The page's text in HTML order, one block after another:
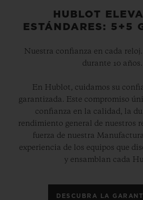
HUBLOT
ESTÁNDARES: 5+5
Nuestra confianza en cada
durante 10 años.
En Hublot, cuidamos su
garantizada. Este compromiso
confianza en la calidad, la
rendimiento general de nuestros
fuerza de nuestra
experiencia de los equipos que
y ensamblan cada
DESCUBRA LA